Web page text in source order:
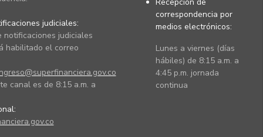
judiciales:
notificaciones judiciales
habilitado el correo
canal es de 8:15 a.m. a
Recepción de
correspondencia por
medios electrónicos:
Lunes a viernes (días
hábiles) de 8:15 a.m. a
4:45 p.m. jornada
continua